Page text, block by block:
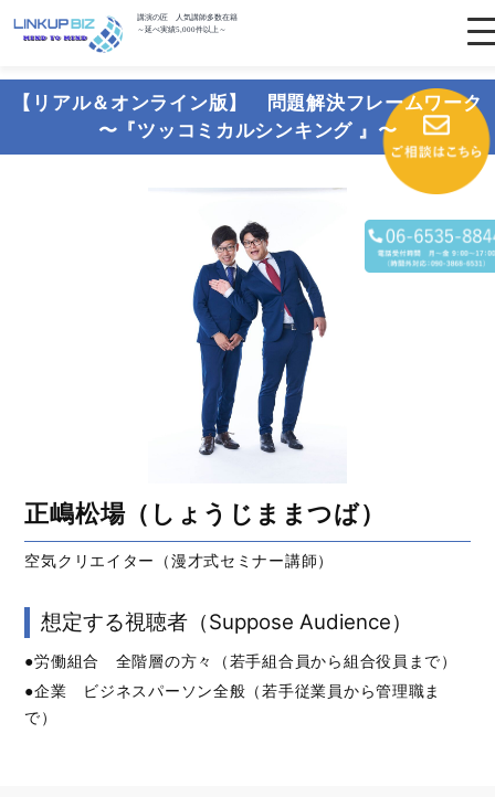
講演の匠 人気講師多数在籍
～延べ実績5,000件以上～
【リアル＆オンライン版】 問題解決フレームワーク
〜『ツッコミカルシンキング 』〜
正嶋松場（しょうじままつば）
空気クリエイター（漫才式セミナー講師）
想定する視聴者（Suppose Audience）
●労働組合 全階層の方々（若手組合員から組合役員まで）
●企業 ビジネスパーソン全般（若手従業員から管理職ま
で）